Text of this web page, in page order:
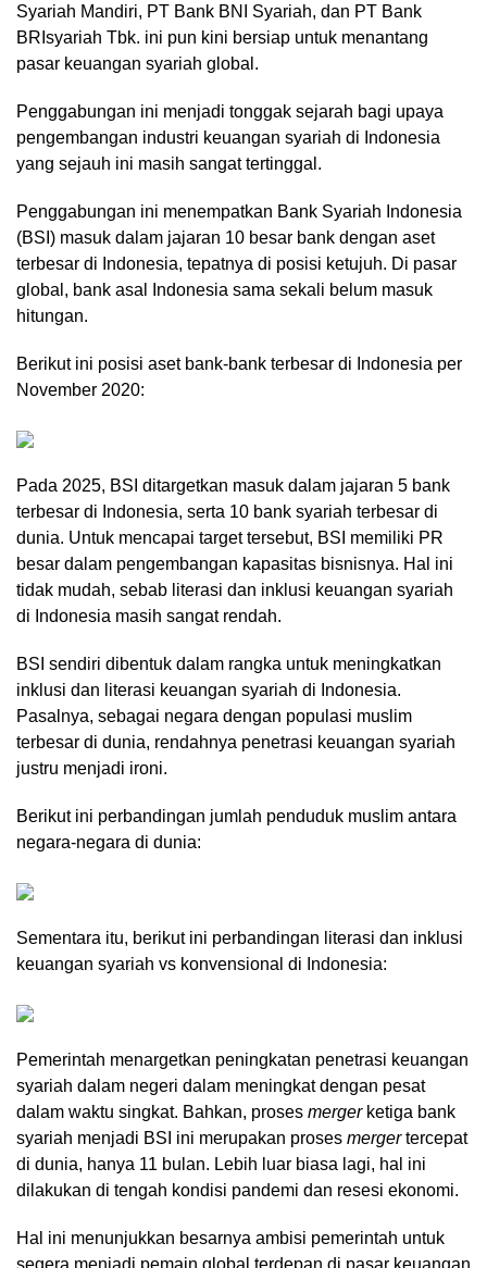
Syariah Mandiri, PT Bank BNI Syariah, dan PT Bank
BRIsyariah Tbk. ini pun kini bersiap untuk menantang
pasar keuangan syariah global.
Penggabungan ini menjadi tonggak sejarah bagi upaya
pengembangan industri keuangan syariah di Indonesia
yang sejauh ini masih sangat tertinggal.
Penggabungan ini menempatkan Bank Syariah Indonesia
(BSI) masuk dalam jajaran 10 besar bank dengan aset
terbesar di Indonesia, tepatnya di posisi ketujuh. Di pasar
global, bank asal Indonesia sama sekali belum masuk
hitungan.
Berikut ini posisi aset bank-bank terbesar di Indonesia per
November 2020:
Pada 2025, BSI ditargetkan masuk dalam jajaran 5 bank
terbesar di Indonesia, serta 10 bank syariah terbesar di
dunia. Untuk mencapai target tersebut, BSI memiliki PR
besar dalam pengembangan kapasitas bisnisnya. Hal ini
tidak mudah, sebab literasi dan inklusi keuangan syariah
di Indonesia masih sangat rendah.
BSI sendiri dibentuk dalam rangka untuk meningkatkan
inklusi dan literasi keuangan syariah di Indonesia.
Pasalnya, sebagai negara dengan populasi muslim
terbesar di dunia, rendahnya penetrasi keuangan syariah
justru menjadi ironi.
Berikut ini perbandingan jumlah penduduk muslim antara
negara-negara di dunia:
Sementara itu, berikut ini perbandingan literasi dan inklusi
keuangan syariah vs konvensional di Indonesia:
Pemerintah menargetkan peningkatan penetrasi keuangan
syariah dalam negeri dalam meningkat dengan pesat
dalam waktu singkat. Bahkan, proses mergerketiga bank
syariah menjadi BSI ini merupakan proses mergertercepat
di dunia, hanya 11 bulan. Lebih luar biasa lagi, hal ini
dilakukan di tengah kondisi pandemi dan resesi ekonomi.
Hal ini menunjukkan besarnya ambisi pemerintah untuk
segera menjadi pemain global terdepan di pasar keuangan